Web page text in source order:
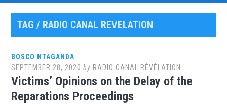
TAG / RADIO CANAL REVELATION
BOSCO NTAGANDA
SEPTEMBER 28, 2020 by RADIO CANAL RÉVÉLATION
Victims’ Opinions on the Delay of the
Reparations Proceedings